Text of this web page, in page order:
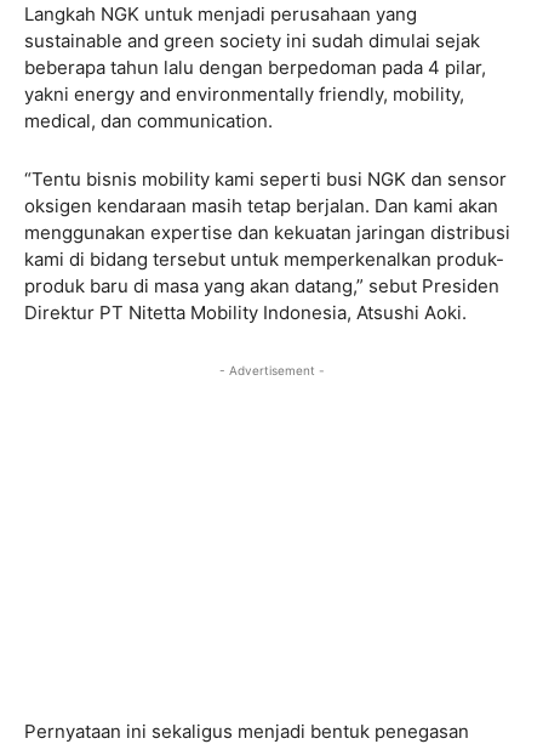
Langkah NGK untuk menjadi perusahaan yang
sustainable and green society ini sudah dimulai sejak
beberapa tahun lalu dengan berpedoman pada 4 pilar,
yakni energy and environmentally friendly, mobility,
medical, dan communication.
“Tentu bisnis mobility kami seperti busi NGK dan sensor
oksigen kendaraan masih tetap berjalan. Dan kami akan
menggunakan expertise dan kekuatan jaringan distribusi
kami di bidang tersebut untuk memperkenalkan produk-
produk baru di masa yang akan datang,” sebut Presiden
Direktur PT Nitetta Mobility Indonesia, Atsushi Aoki.
- Advertisement -
Pernyataan ini sekaligus menjadi bentuk penegasan